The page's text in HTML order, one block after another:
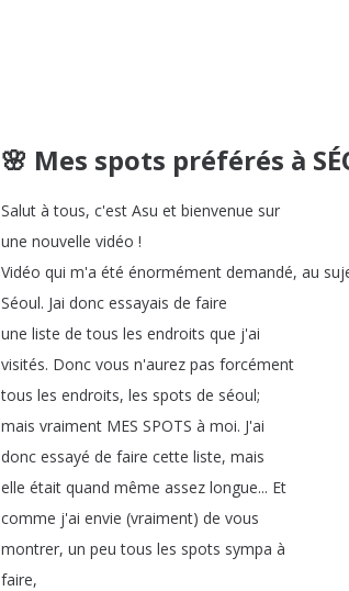
🌸 Mes spots préférés à
Salut à tous, c'est Asu et bienvenue sur
une nouvelle vidéo !
Vidéo qui m'a été énormément demandé, au
Séoul. Jai donc essayais de faire
une liste de tous les endroits que j'ai
visités. Donc vous n'aurez pas forcément
tous les endroits, les spots de séoul;
mais vraiment MES SPOTS à moi. J'ai
donc essayé de faire cette liste, mais
elle était quand même assez longue... Et
comme j'ai envie (vraiment) de vous
montrer, un peu tous les spots sympa à
faire,